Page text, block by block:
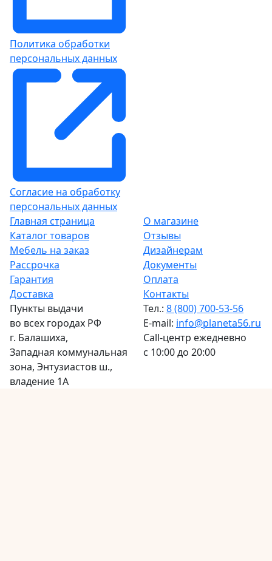
Политика обработки
персональных данных
Согласие на обработку
персональных данных
Главная страница
Каталог товаров
Мебель на заказ
Рассрочка
Гарантия
О магазине
Отзывы
Дизайнерам
Документы
Оплата
Доставка
Пункты выдачи
во всех городах РФ
г. Балашиха,
Западная коммунальная
зона, Энтузиастов ш.,
владение 1А
Контакты
Тел.: 8 (800) 700-53-56
E-mail: info@planeta56.ru
Call-центр ежедневно
с 10:00 до 20:00